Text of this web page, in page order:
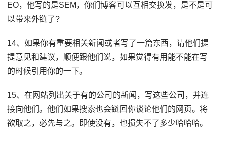
EO，他写的是SEM，你们博客可以互相交换发，是不是可
以带来外链了?
14、如果你有重要相关新闻或者写了一篇东西，请他们提
提意见和建议，顺便跟他们说，如果觉得有用能不能在写
的时候引用你的一下。
15、在网站列出关于有的公司的新闻，写这些公司，并连
接向他们。他们如果搜索也会链回你谈论他们的网页。将
欲取之，必先与之。即使没有，也损失不了多少哈哈哈。